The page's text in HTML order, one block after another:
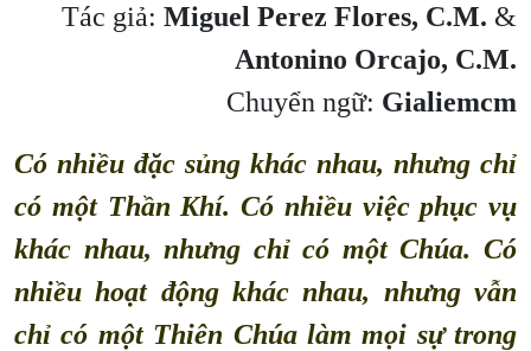
Tác giả: Miguel Perez Flores, C.M. &
Antonino Orcajo, C.M.
Chuyển ngữ: Gialiemcm
Có nhiều đặc sủng khác nhau, nhưng chỉ
có một Thần Khí. Có nhiều việc phục vụ
khác nhau, nhưng chỉ có một Chúa. Có
nhiều hoạt động khác nhau, nhưng vẫn
chỉ có một Thiên Chúa làm mọi sự trong